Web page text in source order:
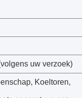
uw verzoek)
Koeltoren,